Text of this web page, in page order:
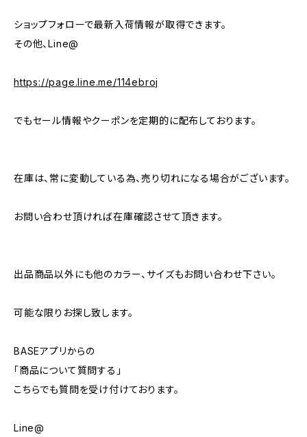
ショップフォローで最新入荷情報が取得できます。
その他、Line@
https://page.line.me/114ebroj
でもセール情報やクーポンを定期的に配布しております。
在庫は、常に変動している為、売り切れになる場合がございます。
お問い合わせ頂ければ在庫確認させて頂きます。
出品商品以外にも他のカラー、サイズもお問い合わせ下さい。
可能な限りお探し致します。
BASEアプリからの
「商品について質問する」
こちらでも質問を受け付けております。
Line@